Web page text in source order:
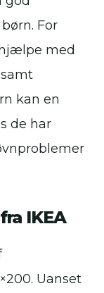
For
med
kan en
de har
IKEA
Uanset